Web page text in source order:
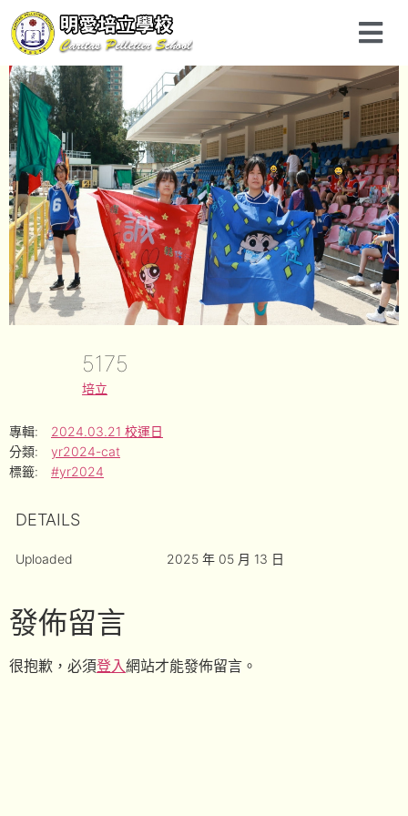
5175
培立
專輯:
2024.03.21 校運日
分類:
yr2024-cat
標籤:
#yr2024
DETAILS
Uploaded 2025 年 05 月 13 日
發佈留言
很抱歉，必須登入網站才能發佈留言。